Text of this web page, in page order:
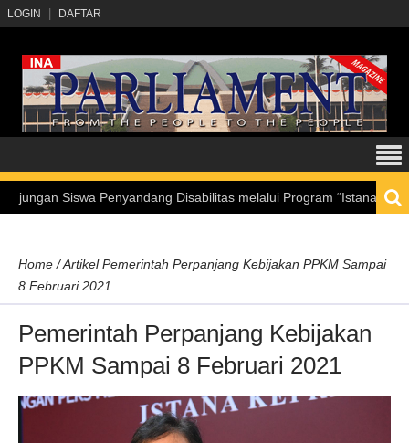
LOGIN DAFTAR
Penyandang Disabilitas melalui Program “Istana untuk Anak
Home /Artikel Pemerintah Perpanjang Kebijakan PPKM Sampai
8 Februari 2021
Pemerintah Perpanjang Kebijakan
PPKM Sampai 8 Februari 2021